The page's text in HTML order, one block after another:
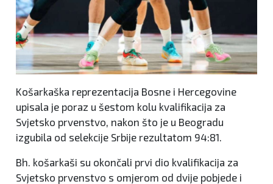
Košarkaška reprezentacija Bosne i Hercegovine
upisala je poraz u šestom kolu kvalifikacija za
Svjetsko prvenstvo, nakon što je u Beogradu
izgubila od selekcije Srbije rezultatom 94:81.
Bh. košarkaši su okončali prvi dio kvalifikacija za
Svjetsko prvenstvo s omjerom od dvije pobjede i